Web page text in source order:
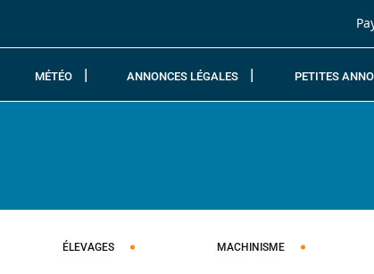
MÉTÉO ANNONCES LÉGALES PETITES
ÉLEVAGES MACHINISME